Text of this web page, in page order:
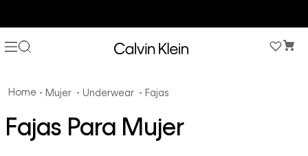
Mujer Underwear Fajas
Fajas Para Mujer